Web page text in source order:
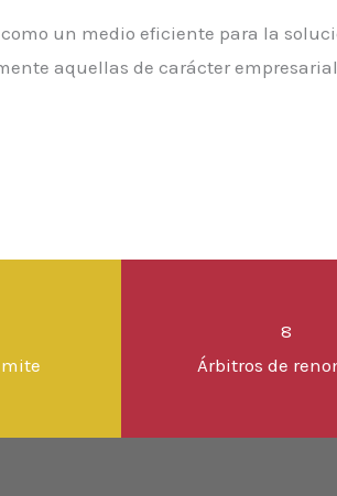
un medio eficiente para la
aquellas de carácter
8
Árbitros de